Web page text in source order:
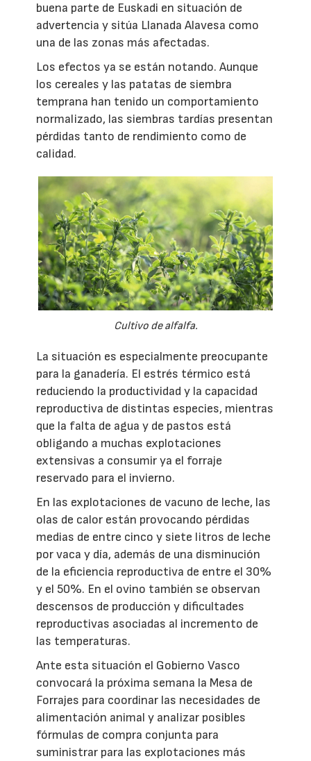
buena parte de Euskadi en situación de
advertencia y sitúa Llanada Alavesa como
una de las zonas más afectadas.
Los efectos ya se están notando. Aunque
los cereales y las patatas de siembra
temprana han tenido un comportamiento
normalizado, las siembras tardías presentan
pérdidas tanto de rendimiento como de
calidad.
Cultivo de alfalfa.
La situación es especialmente preocupante
para la ganadería. El estrés térmico está
reduciendo la productividad y la capacidad
reproductiva de distintas especies, mientras
que la falta de agua y de pastos está
obligando a muchas explotaciones
extensivas a consumir ya el forraje
reservado para el invierno.
En las explotaciones de vacuno de leche, las
olas de calor están provocando pérdidas
medias de entre cinco y siete litros de leche
por vaca y día, además de una disminución
de la eficiencia reproductiva de entre el 30%
y el 50%. En el ovino también se observan
descensos de producción y dificultades
reproductivas asociadas al incremento de
las temperaturas.
Ante esta situación el Gobierno Vasco
convocará la próxima semana la Mesa de
Forrajes para coordinar las necesidades de
alimentación animal y analizar posibles
fórmulas de compra conjunta para
suministrar para las explotaciones más